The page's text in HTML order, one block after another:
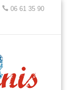
06 61 35 90